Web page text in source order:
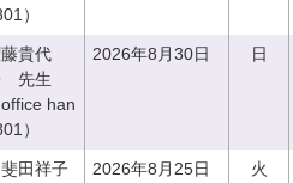
）
貴代
先生
office han
）
2026年8月30日 日
田祥子
2026年8月25日 火